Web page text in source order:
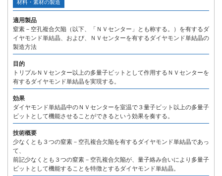
材料・素材の製造
適用製品
窒素－空孔複合欠陥（以下、「ＮＶセンター」とも称する。）を有するダ
イヤモンド単結晶、および、ＮＶセンターを有するダイヤモンド単結晶の
製造方法
目的
トリプルＮＶセンター以上の多量子ビットとして作用するＮＶセンターを
有するダイヤモンド単結晶を実現する。
効果
ダイヤモンド単結晶中のＮＶセンターを室温で３量子ビット以上の多量子
ビットとして機能させることができるという効果を奏する。
技術概要
少なくとも３つの窒素－空孔複合欠陥を有するダイヤモンド単結晶であっ
て、
前記少なくとも３つの窒素－空孔複合欠陥が、量子絡み合いにより多量子
ビットとして機能することを特徴とするダイヤモンド単結晶。